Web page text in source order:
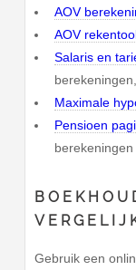
AOV
AOV
Salaris en
Maximale
Pensioen
berekeningen
Gebruik een